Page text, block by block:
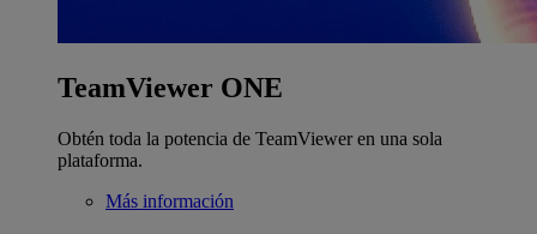
TeamViewer ONE
Obtén toda la potencia de TeamViewer en una sola
plataforma.
Más información